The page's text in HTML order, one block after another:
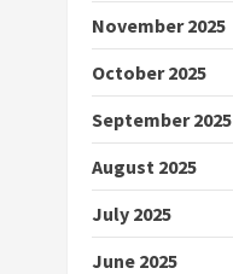
November 2025
October 2025
September 2025
August 2025
July 2025
June 2025